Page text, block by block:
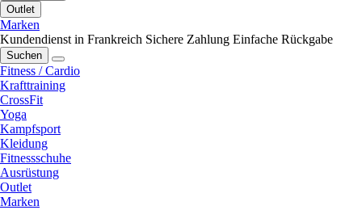
Outlet
Marken
Kundendienst in Frankreich Sichere Zahlung Einfache Rückgabe
Suchen
Fitness / Cardio
Krafttraining
CrossFit
Yoga
Kampfsport
Kleidung
Fitnessschuhe
Ausrüstung
Outlet
Marken